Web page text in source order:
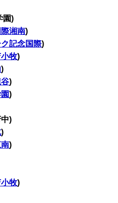
園)
湘南)
記念国際)
牧)
)
)
)
)
)
)
牧)